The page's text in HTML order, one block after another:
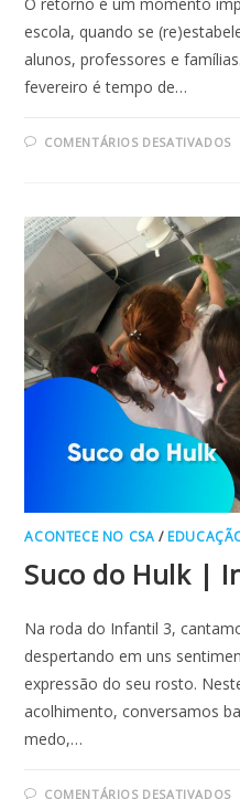
escola, quando se
alunos, professores e
fevereiro é tempo de…
COMENTÁRIOS DESATIVADOS
|
ACONTECE NO CSA /
Suco do Hulk |
Na roda do Infantil 3,
despertando em uns
expressão do seu rosto.
acolhimento, conversamos
medo,…
COMENTÁRIOS DESATIVADOS